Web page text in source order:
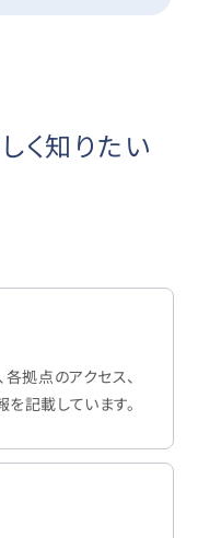
く知りたい
拠点のアクセス、
記載しています。